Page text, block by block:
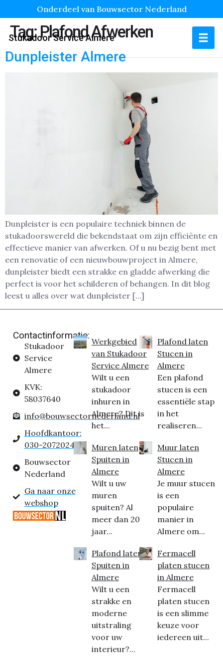
Onderdeel van Bouwsector Nederland
Stukadoor Service Almere
Tag:Plafond Afwerken
Dunpleister Almere
Dunpleister is een populaire techniek binnen de
stukadoorswereld die bekendstaat om zijn efficiënte en
effectieve manier van afwerken. Of u nu bezig bent met
een renovatie of een nieuwbouwproject in Almere,
dunpleister biedt een strakke en gladde afwerking die
perfect is voor het schilderen of behangen. In dit blog
leest u alles over wat dunpleister […]
Contactinformatie:
Stukadoor
Service
Almere
KVK:
58037640
info@bouwsectornederland.nl
Hoofdkantoor:
030-2072024
Bouwsector
Nederland
Ga naar onze
webshop
Werkgebied
van Stukadoor
Service Almere
Wilt u een
stukadoor
inhuren in
Almere? Dit is
het...
Muren laten
Spuiten in
Almere
Wilt u uw
muren
spuiten? Al
meer dan 20
jaar...
Plafond laten
Spuiten in
Almere
Wilt u een
strakke en
moderne
uitstraling
voor uw
interieur?...
Plafond laten
Stucen in
Almere
Een plafond
stucen is een
essentiële stap
in het
realiseren...
Muur laten
Stucen in
Almere
Je muur stucen
is een
populaire
manier in
Almere om...
Fermacell
platen stucen
in Almere
Fermacell
platen stucen
is een slimme
keuze voor
iedereen uit...